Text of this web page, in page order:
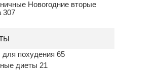
Новогодние вторые
307
похудения 65
диеты 21